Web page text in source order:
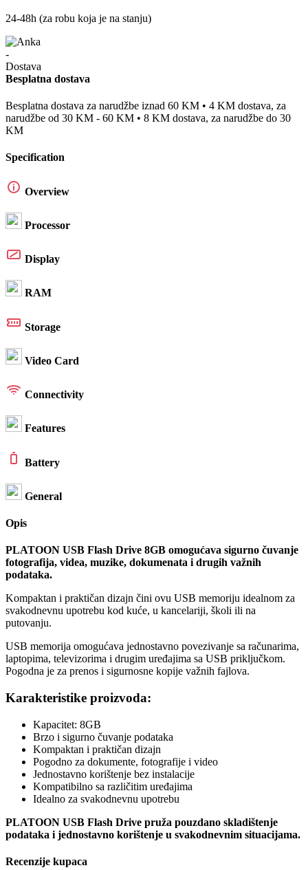
24-48h (za robu koja je na stanju)
Besplatna dostava
Besplatna dostava za narudžbe iznad 60 KM • 4 KM dostava, za
narudžbe od 30 KM - 60 KM • 8 KM dostava, za narudžbe do 30
KM
Specification
Overview
Processor
Display
RAM
Storage
Video Card
Connectivity
Features
Battery
General
Opis
PLATOON USB Flash Drive 8GB omogućava sigurno čuvanje
fotografija, videa, muzike, dokumenata i drugih važnih
podataka.
Kompaktan i praktičan dizajn čini ovu USB memoriju idealnom za
svakodnevnu upotrebu kod kuće, u kancelariji, školi ili na
putovanju.
USB memorija omogućava jednostavno povezivanje sa računarima,
laptopima, televizorima i drugim uređajima sa USB priključkom.
Pogodna je za prenos i sigurnosne kopije važnih fajlova.
Karakteristike proizvoda:
Kapacitet: 8GB
Brzo i sigurno čuvanje podataka
Kompaktan i praktičan dizajn
Pogodno za dokumente, fotografije i video
Jednostavno korištenje bez instalacije
Kompatibilno sa različitim uređajima
Idealno za svakodnevnu upotrebu
PLATOON USB Flash Drive pruža pouzdano skladištenje
podataka i jednostavno korištenje u svakodnevnim situacijama.
Recenzije kupaca